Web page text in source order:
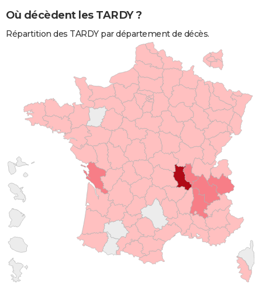
Où décèdent les TARDY ?
Répartition des TARDY par département de décès.